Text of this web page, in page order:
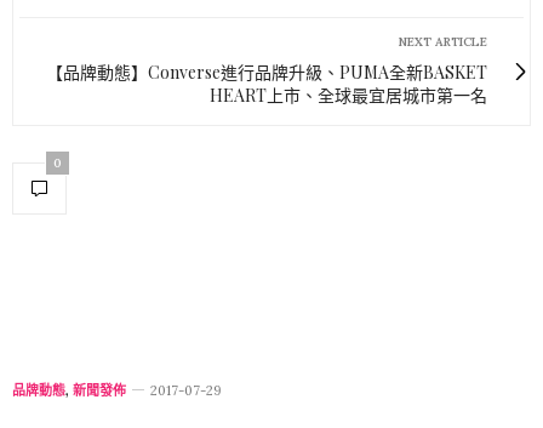
NEXT ARTICLE
【品牌動態】Converse進行品牌升級、PUMA全新BASKET
HEART上市、全球最宜居城市第一名
0
品牌動態, 新聞發佈 2017-07-29